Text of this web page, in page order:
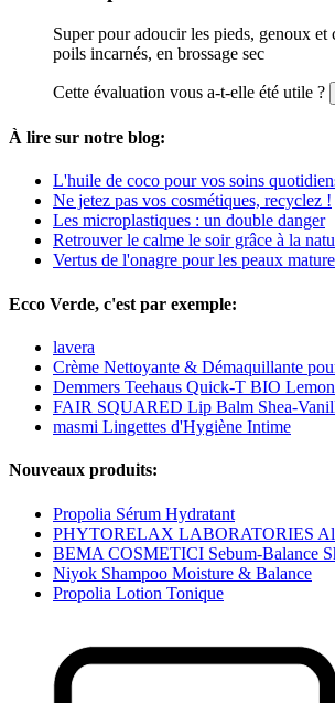
Super pour adoucir les pieds, genoux et
poils incarnés, en brossage sec
Cette évaluation vous a-t-elle été utile ?
À lire sur notre blog:
L'huile de coco pour vos soins
Ne jetez pas vos cosmétiques, recyclez !
Les microplastiques : un double danger
Retrouver le calme le soir grâce à la
Vertus de l'onagre pour les peaux
Ecco Verde, c'est par exemple:
lavera
Crème Nettoyante & Démaquillante
Demmers Teehaus Quick-T BIO
FAIR SQUARED Lip Balm Shea-
masmi Lingettes d'Hygiène Intime
Nouveaux produits:
Propolia Sérum Hydratant
PHYTORELAX LABORATORIES
BEMA COSMETICI Sebum-Balance
Niyok Shampoo Moisture & Balance
Propolia Lotion Tonique